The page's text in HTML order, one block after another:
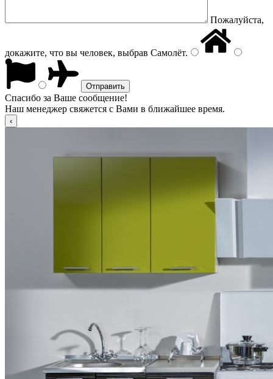
Пожалуйста,
докажите, что вы человек, выбрав Самолёт.
Спасибо за Ваше сообщение!
Наш менеджер свяжется с Вами в ближайшее время.